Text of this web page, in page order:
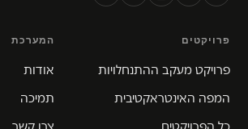
פרויקטים
פרויקט מעקב ההתנחלויות
המפה האינטראקטיבית
כל הפרויקטים
המערכת
אודות
תמיכה
צרו קשר